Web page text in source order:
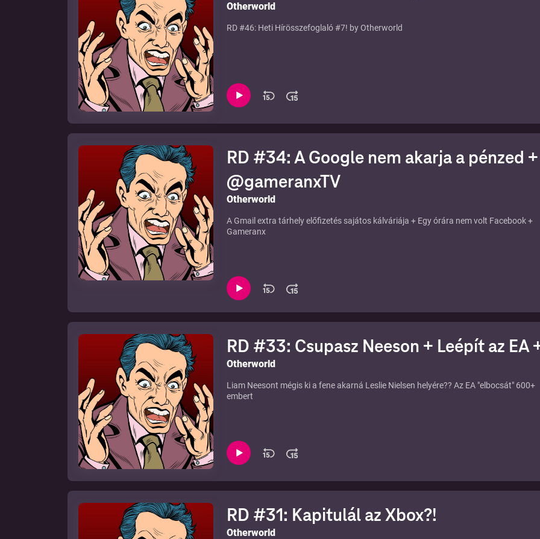
Otherworld
RD #46: Heti Hírösszefoglaló #7! by Otherworld
RD #34: A Google nem akarja a pénzed
@gameranxTV
Otherworld
A Gmail extra tárhely előfizetés sajátos kálváriája + Egy órára nem volt Facebook +
Gameranx
RD #33: Csupasz Neeson + Leépít az EA
Otherworld
Liam Neesont mégis ki a fene akarná Leslie Nielsen helyére?? Az EA "elbocsát" 600+
embert
RD #31: Kapitulál az Xbox?!
Otherworld